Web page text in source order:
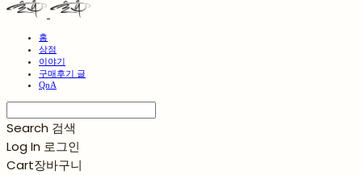
홈
상점
이야기
구매후기 글
QnA
Search 검색
Log In 로그인
Cart장바구니